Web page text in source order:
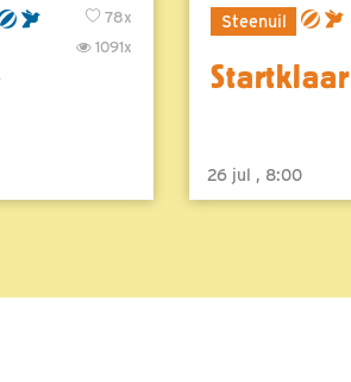
78x
1091x
Steenuil
Startklaar
26 jul , 8:00